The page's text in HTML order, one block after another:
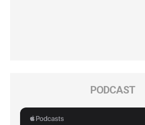
PODCAST